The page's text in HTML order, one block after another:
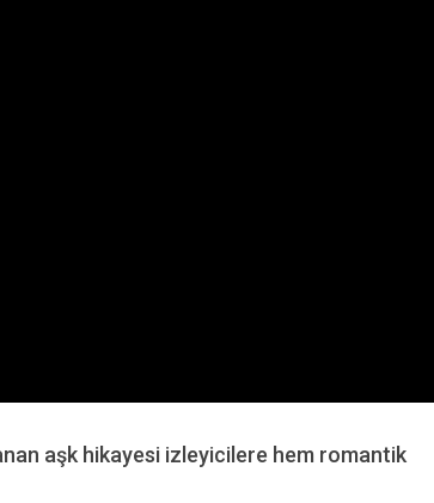
aşk hikayesi izleyicilere hem romantik